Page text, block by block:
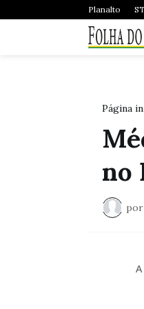
Planalto
Página
no
por
A